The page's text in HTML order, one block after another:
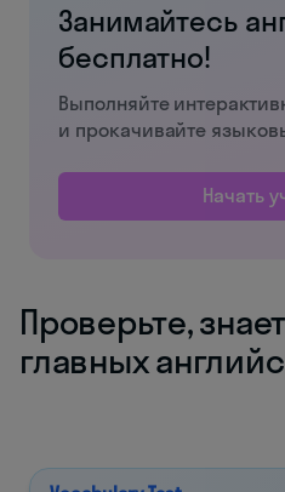
Занимайтесь
бесплатно!
Выполняйте
и прокачивайте
Начать
Проверьте,
главных